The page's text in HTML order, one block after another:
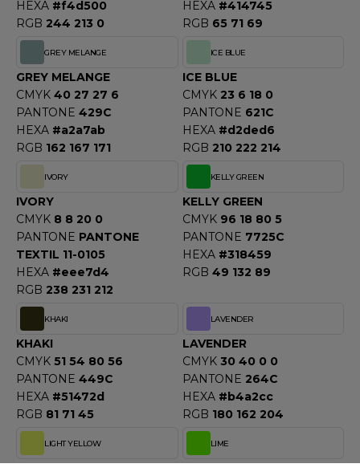
ONE TOWELLING
CITY
MILL
HEXA #f4d500
RGB 244 213 0
HEXA #414745
RGB 65 71 69
GREY MELANGE
GREY MELANGE
CMYK 40 27 27 6
PANTONE 429C
HEXA #a2a7ab
RGB 162 167 171
ICE BLUE
ICE BLUE
CMYK 23 6 18 0
PANTONE 621C
HEXA #d2ded6
RGB 210 222 214
IVORY
IVORY
CMYK 8 8 20 0
PANTONE PANTONE
TEXTIL 11-0105
HEXA #eee7d4
RGB 238 231 212
KELLY GREEN
KELLY GREEN
CMYK 96 18 80 5
PANTONE 7725C
HEXA #318459
RGB 49 132 89
KHAKI
KHAKI
CMYK 51 54 80 56
PANTONE 449C
HEXA #51472d
RGB 81 71 45
LAVENDER
LAVENDER
CMYK 30 40 0 0
PANTONE 264C
HEXA #b4a2cc
RGB 180 162 204
LIGHT YELLOW
LIGHT YELLOW
LIME
LIME